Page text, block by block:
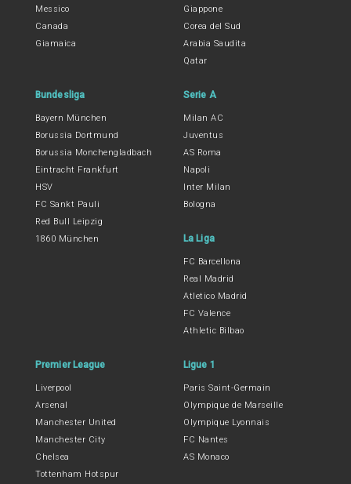
Messico
Canada
Giamaica
Giappone
Corea del Sud
Arabia Saudita
Qatar
Bundesliga
Bayern München
Borussia Dortmund
Borussia Monchengladbach
Eintracht Frankfurt
HSV
FC Sankt Pauli
Red Bull Leipzig
1860 München
Serie A
Milan AC
Juventus
AS Roma
Napoli
Inter Milan
Bologna
La Liga
FC Barcellona
Real Madrid
Atletico Madrid
FC Valence
Athletic Bilbao
Premier League
Liverpool
Arsenal
Manchester United
Manchester City
Chelsea
Tottenham Hotspur
Ligue 1
Paris Saint-Germain
Olympique de Marseille
Olympique Lyonnais
FC Nantes
AS Monaco